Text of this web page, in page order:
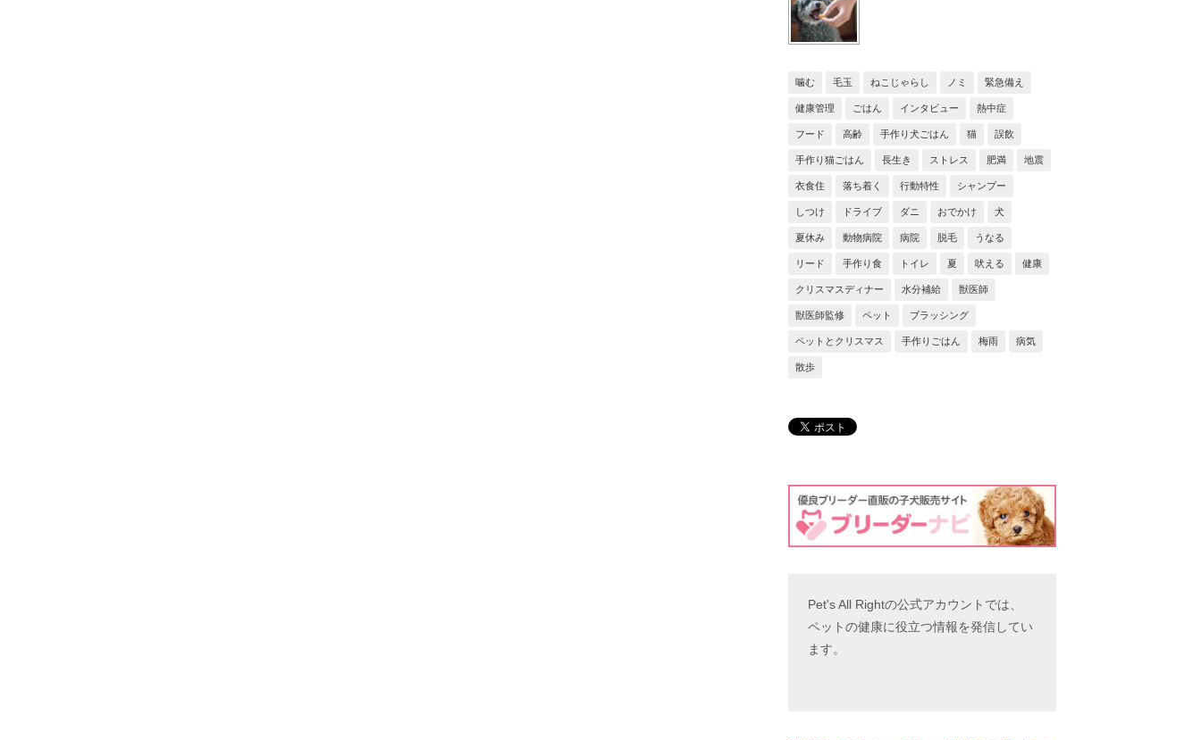
噛む 毛玉 ねこじゃらし ノミ 緊急備え
健康管理 ごはん インタビュー 熱中症
フード 高齢 手作り犬ごはん 猫 誤飲
手作り猫ごはん 長生き ストレス 肥満 地震
衣食住 落ち着く 行動特性 シャンプー
しつけ ドライブ ダニ おでかけ 犬
夏休み 動物病院 病院 脱毛 うなる
リード 手作り食 トイレ 夏 吠える 健康
クリスマスディナー 水分補給 獣医師
獣医師監修 ペット ブラッシング
ペットとクリスマス 手作りごはん 梅雨 病気
散歩
Pet's All Rightの公式アカウントでは、
ペットの健康に役立つ情報を発信してい
ます。